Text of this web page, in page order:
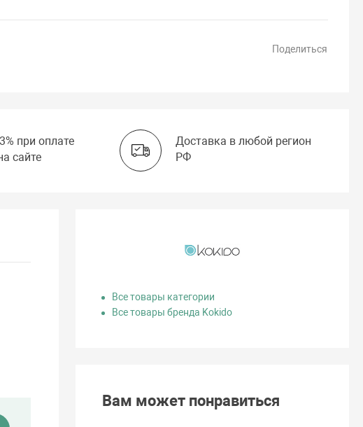
Поделиться
при оплате
сайте
Доставка в любой регион
РФ
Все товары категории
Все товары бренда Kokido
Вам может понравиться